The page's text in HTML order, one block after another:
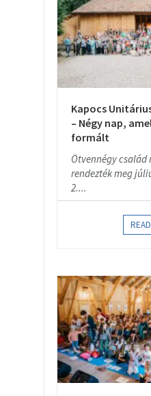
Kapocs
– Négy nap,
formált
Ötvennégy család
rendezték meg
2....